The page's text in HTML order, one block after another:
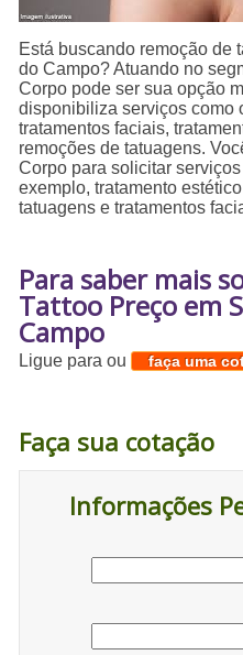
Está buscando remoção de
do Campo? Atuando no
Corpo pode ser sua opção
disponibiliza serviços como
tratamentos faciais,
remoções de tatuagens.
Corpo para solicitar
exemplo, tratamento
tatuagens e tratamentos
Para saber mais
Tattoo Preço em
Campo
Ligue paraou faça uma
Faça sua cotação
Informações